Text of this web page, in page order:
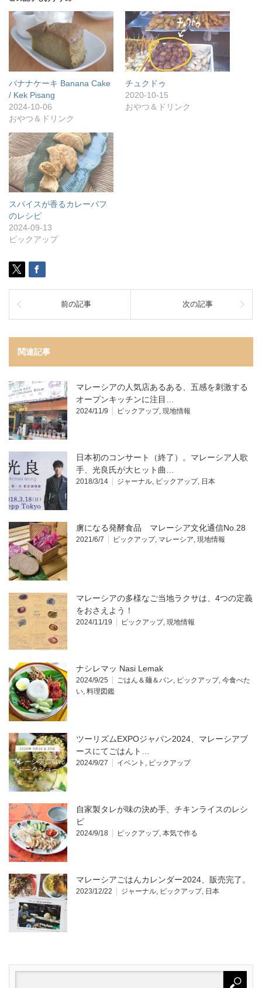
バナナケーキ Banana Cake
/ Kek Pisang
2024-10-06
おやつ＆ドリンク
チュクドゥ
2020-10-15
おやつ＆ドリンク
スパイスが香るカレーパフ
のレシピ
2024-09-13
ピックアップ
前の記事 次の記事
関連記事
マレーシアの人気店あるある、五感を刺激する
オープンキッチンに注目…
2024/11/9 ピックアップ, 現地情報
日本初のコンサート（終了）。マレーシア人歌
手、光良氏が大ヒット曲…
2018/3/14 ジャーナル, ピックアップ, 日本
虜になる発酵食品 マレーシア文化通信No.28
2021/6/7 ピックアップ, マレーシア, 現地情報
マレーシアの多様なご当地ラクサは、4つの定義
をおさえよう！
2024/11/19 ピックアップ, 現地情報
ナシレマッ Nasi Lemak
2024/9/25 ごはん＆麺＆パン, ピックアップ, 今食べた
い, 料理図鑑
ツーリズムEXPOジャパン2024、マレーシアブ
ースにてごはんト…
2024/9/27 イベント , ピックアップ
自家製タレが味の決め手、チキンライスのレシ
ピ
2024/9/18 ピックアップ, 本気で作る
マレーシアごはんカレンダー2024、販売完了。
2023/12/22 ジャーナル, ピックアップ, 日本